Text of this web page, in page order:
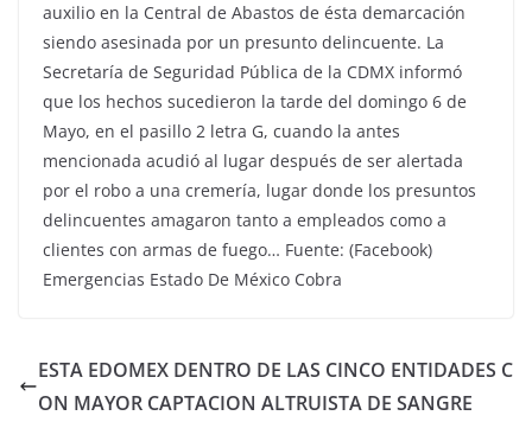
auxilio en la Central de Abastos de ésta demarcación
siendo asesinada por un presunto delincuente. La
Secretaría de Seguridad Pública de la CDMX informó
que los hechos sucedieron la tarde del domingo 6 de
Mayo, en el pasillo 2 letra G, cuando la antes
mencionada acudió al lugar después de ser alertada
por el robo a una cremería, lugar donde los presuntos
delincuentes amagaron tanto a empleados como a
clientes con armas de fuego… Fuente: (Facebook)
Emergencias Estado De México Cobra
ESTA EDOMEX DENTRO DE LAS CINCO ENTIDADES C
ON MAYOR CAPTACION ALTRUISTA DE SANGRE